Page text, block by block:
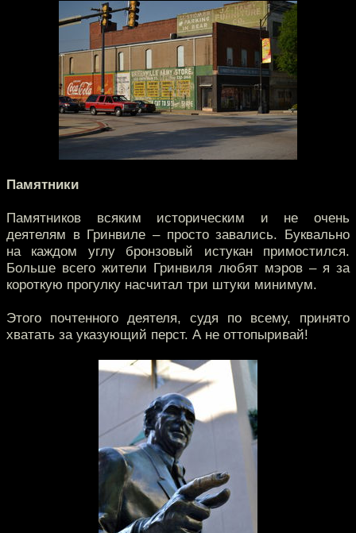
Памятники
Памятников всяким историческим и не очень
деятелям в Гринвиле – просто завались. Буквально
на каждом углу бронзовый истукан примостился.
Больше всего жители Гринвиля любят мэров – я за
короткую прогулку насчитал три штуки минимум.
Этого почтенного деятеля, судя по всему, принято
хватать за указующий перст. А не оттопыривай!